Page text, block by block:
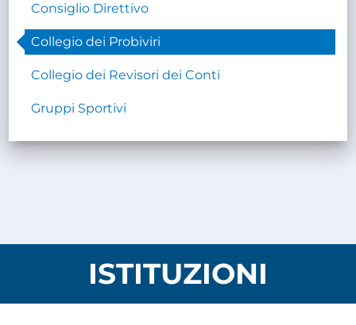
Consiglio Direttivo
Collegio dei Probiviri
Collegio dei Revisori dei Conti
Gruppi Sportivi
ISTITUZIONI